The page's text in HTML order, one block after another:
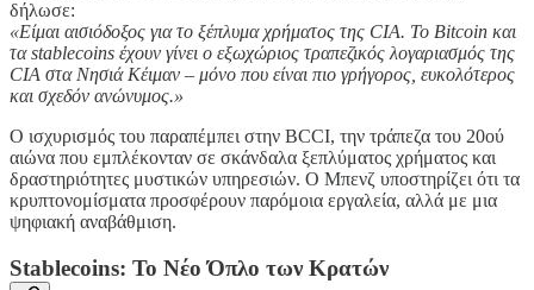
δήλωσε:
«Είμαι αισιόδοξος για το ξέπλυμα χρήματος της CIA. Το Bitcoin και
τα stablecoins έχουν γίνει ο εξωχώριος τραπεζικός λογαριασμός της
CIA στα Νησιά Κέιμαν – μόνο που είναι πιο γρήγορος, ευκολότερος
και σχεδόν ανώνυμος.»
Ο ισχυρισμός του παραπέμπει στην BCCI, την τράπεζα του 20ού
αιώνα που εμπλέκονταν σε σκάνδαλα ξεπλύματος χρήματος και
δραστηριότητες μυστικών υπηρεσιών. Ο Μπενζ υποστηρίζει ότι τα
κρυπτονομίσματα προσφέρουν παρόμοια εργαλεία, αλλά με μια
ψηφιακή αναβάθμιση.
Stablecoins: Το Νέο Όπλο των Κρατών